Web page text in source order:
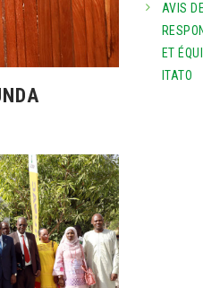
AVIS
ET
ITATO